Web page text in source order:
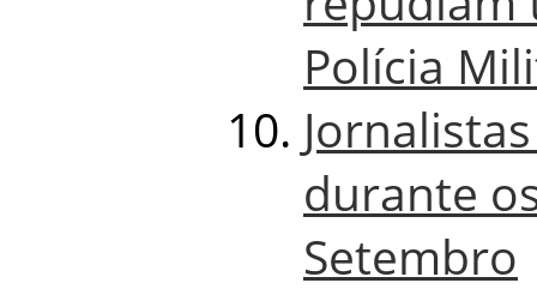
Polícia
durante
Setembro